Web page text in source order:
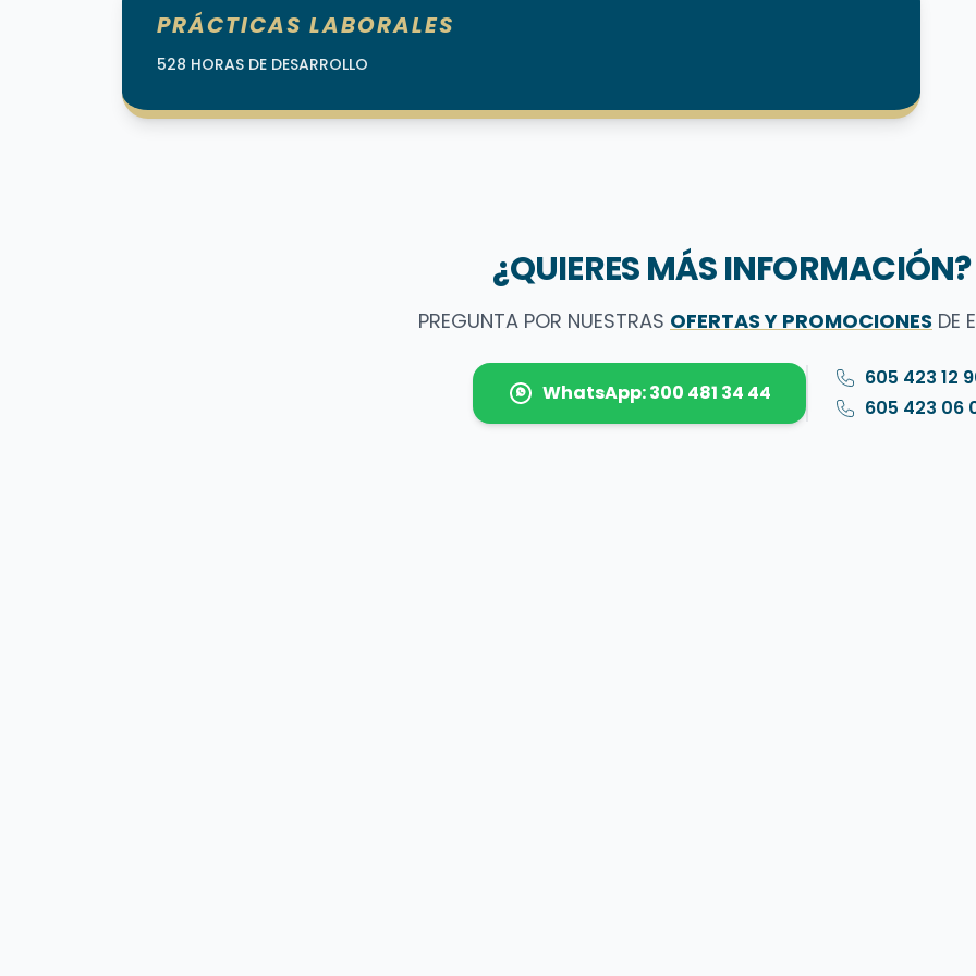
PRÁCTICAS LABORALES
528 HORAS DE DESARROLLO
¿QUIERES MÁS INFORMACIÓN?
PREGUNTA POR NUESTRAS OFERTAS Y PROMOCIONES DE
WhatsApp: 300 481 34 44
605 423 12
605 423 06